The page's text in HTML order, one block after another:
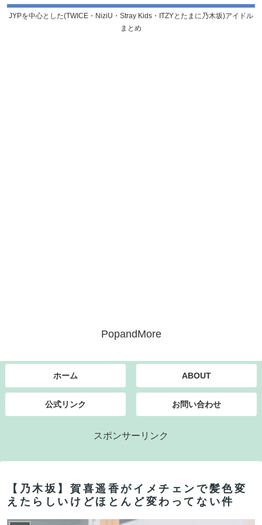
JYPを中心とした(TWICE・NiziU・Stray Kids・ITZYとたまに乃木坂)アイドル
まとめ
PopandMore
ホーム ABOUT
公式リンク お問い合わせ
スポンサーリンク
【乃木坂】賀喜遥香がイメチェンで髪色変
えたらしいけどほとんど変わってない件